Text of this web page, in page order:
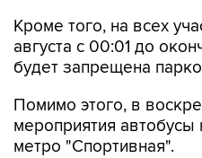
Кроме того, на всех
августа с 00:01 до
будет запрещена
Помимо этого, в
мероприятия автобусы
метро "Спортивная".